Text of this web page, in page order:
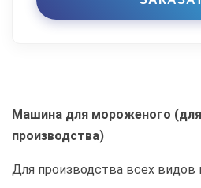
Машина для мороженого
производства)
Для производства всех видов